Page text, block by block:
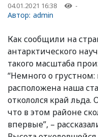
04.01.2021 16:38 -
Автор: admin
Как сообщили на
антарктического
такого масштаба
“Немного о грустном:
расположена наша
откололся край
что в этом районе
впервые”, –